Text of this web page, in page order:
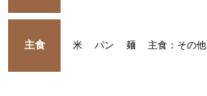
主食 米 パン 麺 主食：その他